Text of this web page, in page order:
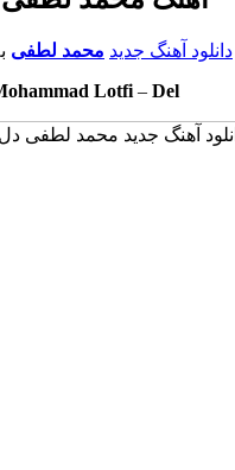
دانلود آهنگ جدید محمد لطفی
Lotfi– Del